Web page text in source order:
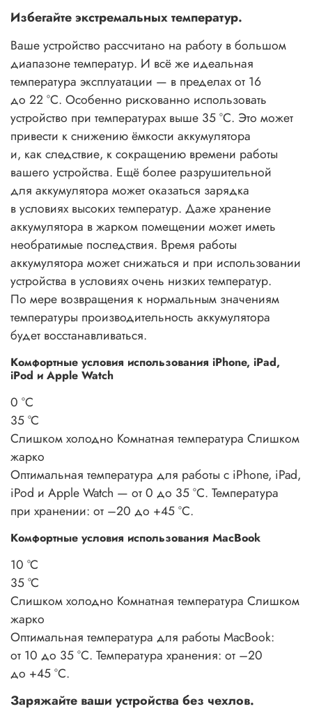
Избегайте экстремальных температур.
Ваше устройство рассчитано на работу в большом
диапазоне температур. И всё же идеальная
температура эксплуатации — в пределах от 16
до 22 °C. Особенно рискованно использовать
устройство при температурах выше 35 °C. Это может
привести к снижению ёмкости аккумулятора
и, как следствие, к сокращению времени работы
вашего устройства. Ещё более разрушительной
для аккумулятора может оказаться зарядка
в условиях высоких температур. Даже хранение
аккумулятора в жарком помещении может иметь
необратимые последствия. Время работы
аккумулятора может снижаться и при использовании
устройства в условиях очень низких температур.
По мере возвращения к нормальным значениям
температуры производительность аккумулятора
будет восстанавливаться.
Комфортные условия использования iPhone, iPad,
iPod и Apple Watch
0 °С
35 °C
Слишком холодно Комнатная температура Слишком
жарко
Оптимальная температура для работы с iPhone, iPad,
iPod и Apple Watch — от 0 до 35 °C. Температура
при хранении: от –20 до +45 °C.
Комфортные условия использования MacBook
10 °C
35 °C
Слишком холодно Комнатная температура Слишком
жарко
Оптимальная температура для работы MacBook:
от 10 до 35 °C. Температура хранения: от –20
до +45 °C.
Заряжайте ваши устройства без чехлов.